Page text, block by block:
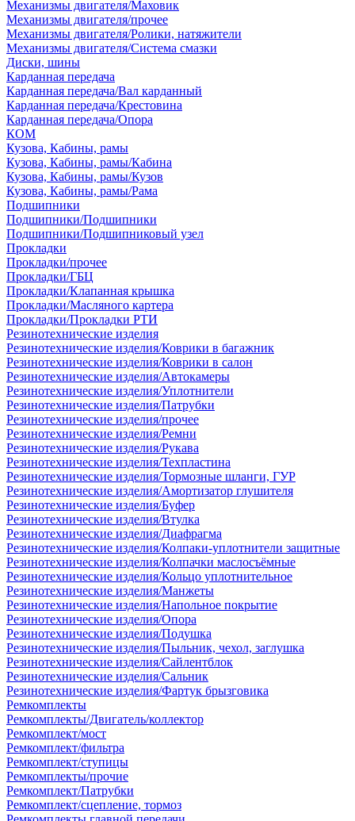
Механизмы двигателя/Маховик
Механизмы двигателя/прочее
Механизмы двигателя/Ролики, натяжители
Механизмы двигателя/Система смазки
Диски, шины
Карданная передача
Карданная передача/Вал карданный
Карданная передача/Крестовина
Карданная передача/Опора
КОМ
Кузова, Кабины, рамы
Кузова, Кабины, рамы/Кабина
Кузова, Кабины, рамы/Кузов
Кузова, Кабины, рамы/Рама
Подшипники
Подшипники/Подшипники
Подшипники/Подшипниковый узел
Прокладки
Прокладки/прочее
Прокладки/ГБЦ
Прокладки/Клапанная крышка
Прокладки/Масляного картера
Прокладки/Прокладки РТИ
Резинотехнические изделия
Резинотехнические изделия/Коврики в багажник
Резинотехнические изделия/Коврики в салон
Резинотехнические изделия/Автокамеры
Резинотехнические изделия/Уплотнители
Резинотехнические изделия/Патрубки
Резинотехнические изделия/прочее
Резинотехнические изделия/Ремни
Резинотехнические изделия/Рукава
Резинотехнические изделия/Техпластина
Резинотехнические изделия/Тормозные шланги, ГУР
Резинотехнические изделия/Амортизатор глушителя
Резинотехнические изделия/Буфер
Резинотехнические изделия/Втулка
Резинотехнические изделия/Диафрагма
Резинотехнические изделия/Колпаки-уплотнители защитные
Резинотехнические изделия/Колпачки маслосъёмные
Резинотехнические изделия/Кольцо уплотнительное
Резинотехнические изделия/Манжеты
Резинотехнические изделия/Напольное покрытие
Резинотехнические изделия/Опора
Резинотехнические изделия/Подушка
Резинотехнические изделия/Пыльник, чехол, заглушка
Резинотехнические изделия/Сайлентблок
Резинотехнические изделия/Сальник
Резинотехнические изделия/Фартук брызговика
Ремкомплекты
Ремкомплекты/Двигатель/коллектор
Ремкомплект/мост
Ремкомплект/фильтра
Ремкомплект/ступицы
Ремкомплекты/прочие
Ремкомплект/Патрубки
Ремкомплект/сцепление, тормоз